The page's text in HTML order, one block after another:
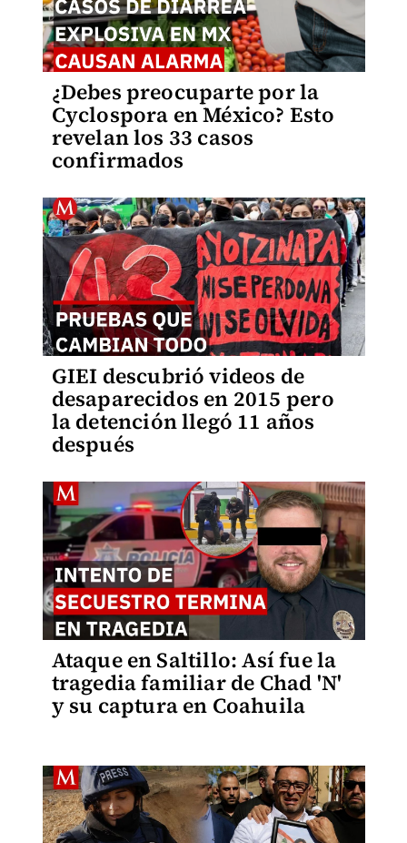
¿Debes preocuparte por la
Cyclospora en México? Esto
revelan los 33 casos
confirmados
GIEI descubrió videos de
desaparecidos en 2015 pero
la detención llegó 11 años
después
Ataque en Saltillo: Así fue la
tragedia familiar de Chad 'N'
y su captura en Coahuila